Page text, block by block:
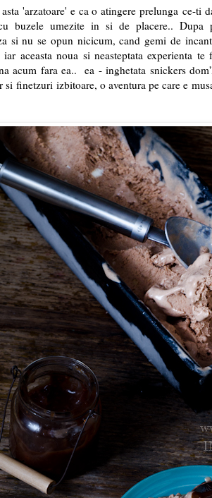
asta 'arzatoare' e ca o atingere prelunga ce-
buzele umezite in si de placere.. Dupa
si nu se opun nicicum, cand gemi de
iar aceasta noua si neasteptata experienta
acum fara ea.. ea - inghetata snickers
si finetzuri izbitoare, o aventura pe care e